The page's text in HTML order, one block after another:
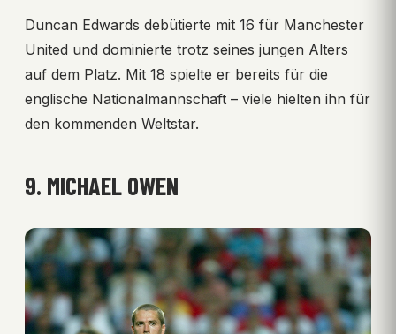
Duncan Edwards debütierte mit 16 für Manchester
United und dominierte trotz seines jungen Alters
auf dem Platz. Mit 18 spielte er bereits für die
englische Nationalmannschaft – viele hielten ihn für
den kommenden Weltstar.
9. MICHAEL OWEN